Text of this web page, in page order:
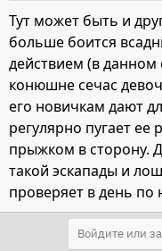
Тут может быть и
больше боится
действием (в данном
конюшне сечас
его новичкам дают
регулярно пугает
прыжком в сторону.
такой эскапады и
проверяет в день по
Войдите или